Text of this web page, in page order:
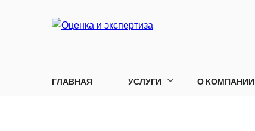
ГЛАВНАЯ УСЛУГИ О КОМПАНИИ